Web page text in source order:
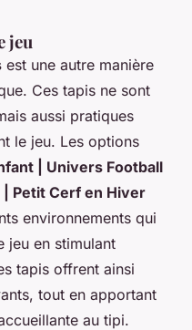
jeu
est une autre manière
Ces tapis ne sont
aussi pratiques
le jeu. Les options
| Univers Football
| Petit Cerf en Hiver
environnements qui
jeu en stimulant
tapis offrent ainsi
tout en apportant
au tipi.